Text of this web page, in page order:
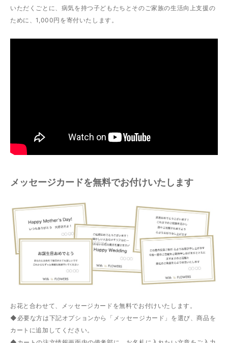
いただくごとに、病気を持つ子どもたちとそのご家族の生活向上支援の
ために、1,000円を寄付いたします。
メッセージカードを無料でお付けいたします
お花と合わせて、メッセージカードを無料でお付けいたします。
◆必要な方は下記オプションから「メッセージカード」を選び、商品を
カートに追加してください。